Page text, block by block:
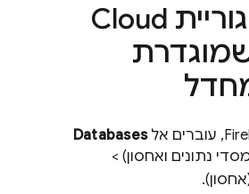
Cloud
, עוברים אלDatabases
נתונים ואחסון) >